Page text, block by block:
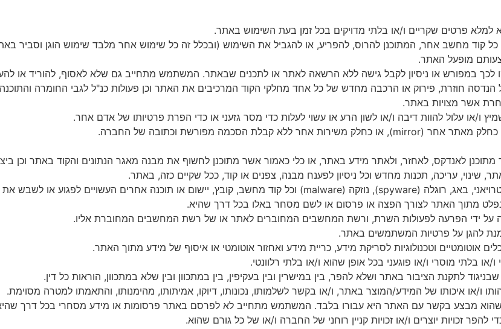
למלא פרטים שקריים ו/או בלתי מדויקים בכל זמן בעת השימוש באתר.
כל קוד מחשב אחר, המתוכנן להרוס, להפריע, או להגביל את השימוש (ובכלל זה כל שימוש אחר מלבד שימוש הוגן וסביר
מופעל האתר.
לכך במפורש או ניסיון לקבל גישה ללא הרשאה לאתר או לתכנים שבאתר. המשתמש מתחייב גם שלא לאסוף, להוריד או
הנדסה חוזרת, פירוק או הרכבה מחדש של כל אחד מחלקי הקוד המרכיבים את האתר וכן פעולות כנ"ל לגבי החומרה והתוכנה
אשר מצויות באתר.
ו/או עלול להוות דיבה ו/או לשון הרע או עשוי לעלות כדי מסר גזעני או כדי הפרת פרטיותו של אדם אחר.
כחלק מאתר אחר (mirror), או כחלק משירות אחר ללא קבלת הסכמה מפורשת וכתובה של החברה.
מתוכנן לאנדקס, לאחזר, ולאתר מידע באתר, או כלי כאמור אשר מתוכנן לחשוף את מבנה מאגר הנתונים והקוד באתר וכן
, שינוי, עריכה, תכנות מחדש וכל ניסיון לפענח מבנה, צפנים או קוד, ככל שקיים כזה, באתר.
, באג, רוגלה (spyware), נוזקה (malware) וכל קוד מחשב, קובץ, יישום או תוכנה אחרים העשויים לפגוע או לשבש את
מתוך האתר לצורך הפצה או פרסום או לשם מסחר באלו בכל דרך שהיא.
על ידי הפרעה לפעולות השרת, ורשת המחשבים המחוברים לאתר או של רשת המחשבים המחוברת אליו.
להגן על פרטיות המשתמשים באתר.
אוטומטיים וטכנולוגיות לסריקת מידע, כריית מידע ואחזור אוטומטי או איסוף של מידע מתוך האתר.
ו/או בלתי מוסרי ו/או פוגעני בכל אופן שהוא ו/או בלתי רלוונטי.
שבניגוד לתקנת הציבור באתר ושלא להפר, בין במישרין ובין בעקיפין, בין במתכוון ובין שלא במתכוון, הוראות כל דין.
ו/או איכותו של המידע/המוצר באתר, ו/או בקשר לשלמותו, נכונותו, דיוקו, אמיתותו, מהימנותו, והתאמתו למטרה מסוימת.
שהוא מבצע בקשר עם האתר היא עבורו בלבד. המשתמש מתחייב לא לפרסם באתר פרסומות או מידע מסחרי בכל דרך
להפר זכויות יוצרים ו/או זכויות קניין רוחני של החברה ו/או של כל גורם שהוא.